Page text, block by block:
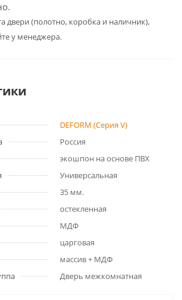
двери (полотно, коробка и наличник),
у менеджера.
DEFORM (Серия V)
Россия
экошпон на основе ПВХ
Универсальная
35 мм.
остекленная
МДФ
царговая
массив + МДФ
Дверь межкомнатная